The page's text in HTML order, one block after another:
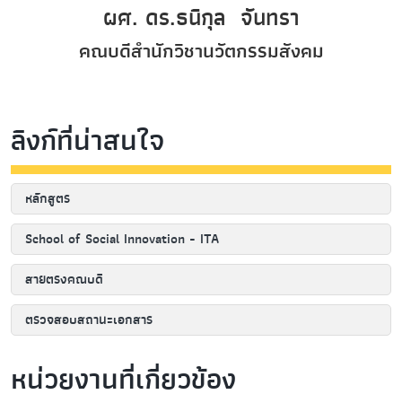
ผศ. ดร.ธนิกุล จันทรา
คณบดีสำนักวิชานวัตกรรมสังคม
ลิงก์ที่น่าสนใจ
หลักสูตร
School of Social Innovation - ITA
สายตรงคณบดี
ตรวจสอบสถานะเอกสาร
หน่วยงานที่เกี่ยวข้อง